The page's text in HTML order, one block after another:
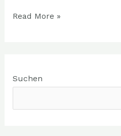
Read More »
Suchen